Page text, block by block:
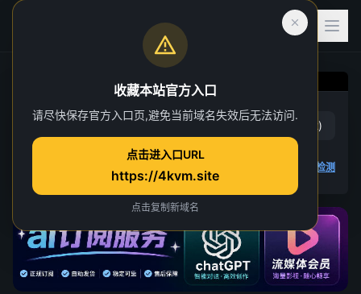
完美世界
第 254 集
赞 ( 18) 踩 2)
播放检测
收藏本站官方入口
请尽快保存官方入口页,避免当前域名失效后无法访问.
点击进入口URL
https://4kvm.site
点击复制新域名